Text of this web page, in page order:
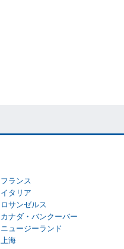
フランス
イタリア
ロサンゼルス
カナダ・バンクーバー
ニュージーランド
上海